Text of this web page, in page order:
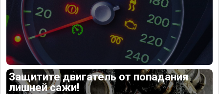
Защитите двигатель от попадания
лишней сажи!